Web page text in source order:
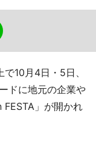
10月4日・5日、
ドに地元の企業や
FESTA」が開かれ